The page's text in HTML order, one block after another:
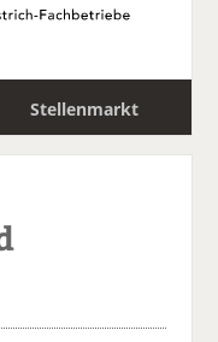
Stellenmarkt
c